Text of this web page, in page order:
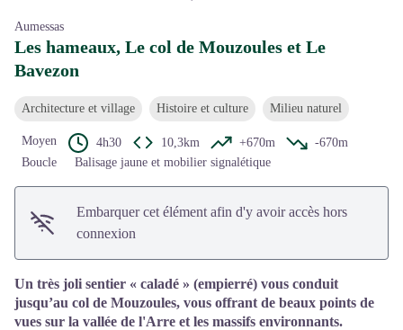
Aumessas
Les hameaux, Le col de Mouzoules et Le
Bavezon
Architecture et village Histoire et culture Milieu naturel
Moyen 4h30 10,3km +670m
-670m
Boucle
Balisage jaune et mobilier signalétique
Embarquer cet élément afin d'y avoir accès hors
connexion
Un très joli sentier « caladé » (empierré) vous conduit
jusqu’au col de Mouzoules, vous offrant de beaux points de
vues sur la vallée de l'Arre et les massifs environnants.